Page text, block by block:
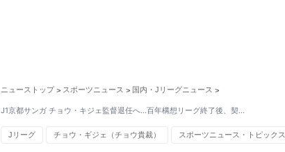
ニューストップ > スポーツニュース > 国内・Jリーグニュース >
J1京都サンガ チョウ・キジェ監督退任へ…百年構想リーグ終了後、契…
Jリーグ チョウ・ギジェ（チョウ貴裁） スポーツニュース・トピックス